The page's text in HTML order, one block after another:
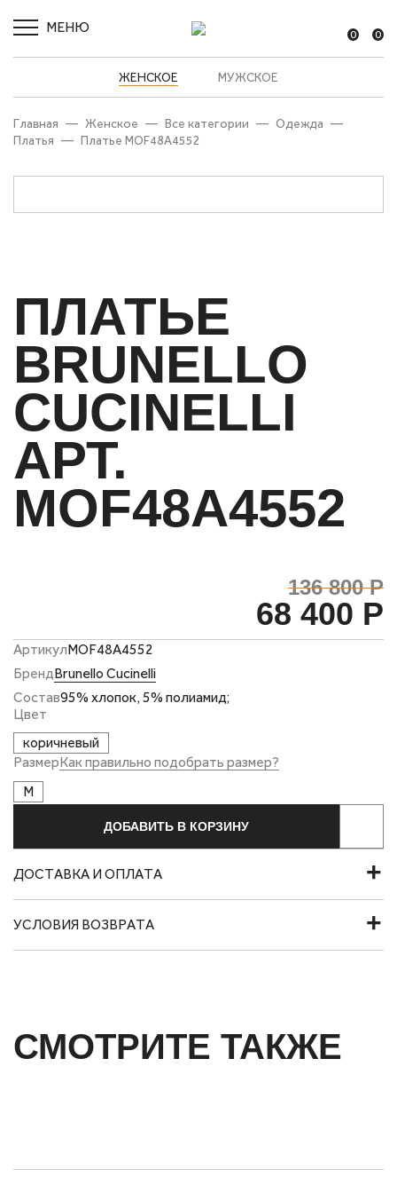
МЕНЮ 0 0
ЖЕНСКОЕ МУЖСКОЕ
Главная — Женское — Все категории — Одежда —
Платья — Платье MOF48A4552
ПЛАТЬЕ
BRUNELLO
CUCINELLI
АРТ.
MOF48A4552
136 800 Р
68 400 Р
АртикулMOF48A4552
БрендBrunello Cucinelli
Состав95% хлопок, 5% полиамид;
Цвет
коричневый
РазмерКак правильно подобрать размер?
M
ДОБАВИТЬ В КОРЗИНУ
ДОСТАВКА И ОПЛАТА
УСЛОВИЯ ВОЗВРАТА
СМОТРИТЕ ТАКЖЕ